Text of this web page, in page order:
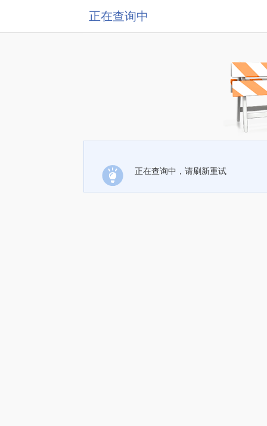
正在查询中
正在查询中，请刷新重试